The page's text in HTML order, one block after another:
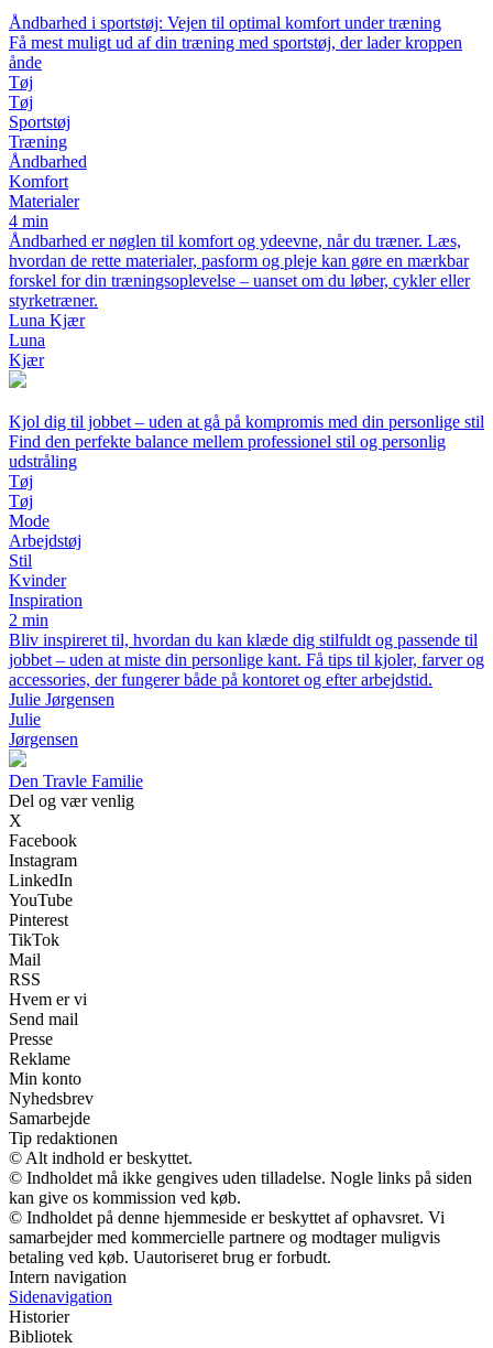
Åndbarhed i sportstøj: Vejen til optimal komfort under træning
Få mest muligt ud af din træning med sportstøj, der lader kroppen
ånde
Tøj
Tøj
Sportstøj
Træning
Åndbarhed
Komfort
Materialer
4 min
Åndbarhed er nøglen til komfort og ydeevne, når du træner. Læs,
hvordan de rette materialer, pasform og pleje kan gøre en mærkbar
forskel for din træningsoplevelse – uanset om du løber, cykler eller
styrketræner.
Luna Kjær
Luna
Kjær
Kjol dig til jobbet – uden at gå på kompromis med din personlige stil
Find den perfekte balance mellem professionel stil og personlig
udstråling
Tøj
Tøj
Mode
Arbejdstøj
Stil
Kvinder
Inspiration
2 min
Bliv inspireret til, hvordan du kan klæde dig stilfuldt og passende til
jobbet – uden at miste din personlige kant. Få tips til kjoler, farver og
accessories, der fungerer både på kontoret og efter arbejdstid.
Julie Jørgensen
Julie
Jørgensen
Den Travle Familie
Del og vær venlig
X
Facebook
Instagram
LinkedIn
YouTube
Pinterest
TikTok
Mail
RSS
Hvem er vi
Send mail
Presse
Reklame
Min konto
Nyhedsbrev
Samarbejde
Tip redaktionen
© Alt indhold er beskyttet.
© Indholdet må ikke gengives uden tilladelse. Nogle links på siden
kan give os kommission ved køb.
© Indholdet på denne hjemmeside er beskyttet af ophavsret. Vi
samarbejder med kommercielle partnere og modtager muligvis
betaling ved køb. Uautoriseret brug er forbudt.
Intern navigation
Sidenavigation
Historier
Bibliotek